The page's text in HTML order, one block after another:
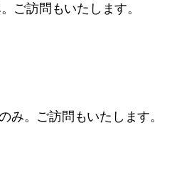
ご訪問もいたします。
み。ご訪問もいたします。